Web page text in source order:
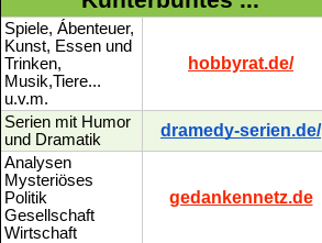
Spiele, Ábenteuer,
Kunst, Essen und
Trinken,
Musik,Tiere...
u.v.m.
hobbyrat.de/
Serien mit Humor
und Dramatik
dramedy-serien.de/
Analysen
Mysteriöses
Politik
Gesellschaft
Wirtschaft
gedankennetz.de